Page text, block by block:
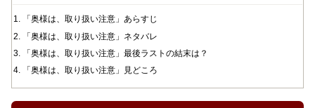
「奥様は、取り扱い注意」あらすじ
「奥様は、取り扱い注意」ネタバレ
「奥様は、取り扱い注意」最後ラストの結末は？
「奥様は、取り扱い注意」見どころ